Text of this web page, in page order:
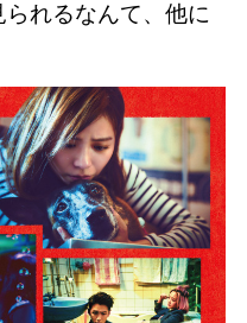
れるなんて、他に